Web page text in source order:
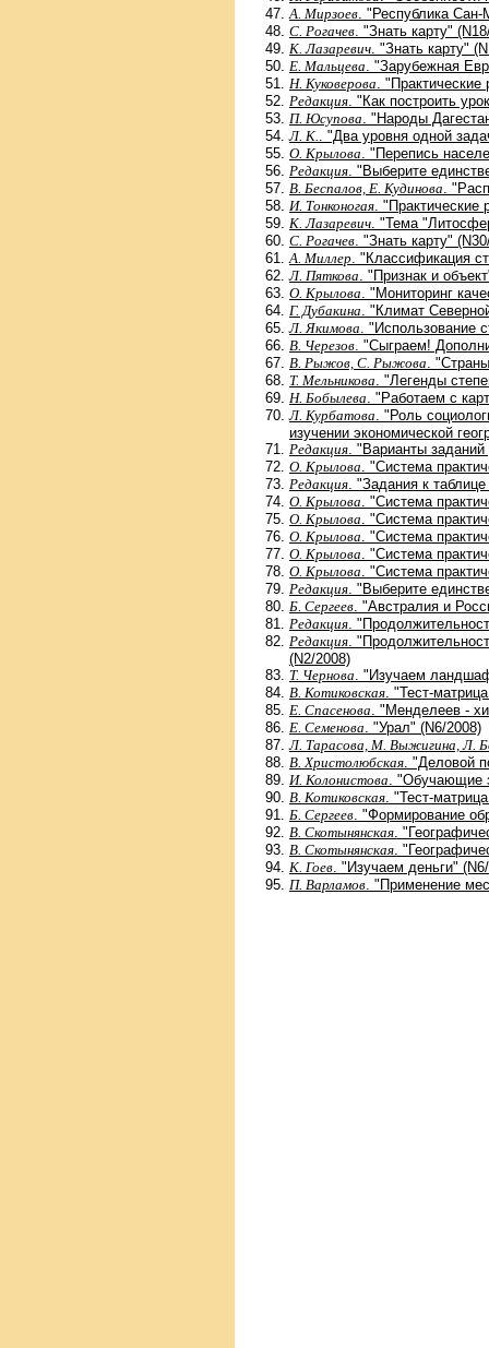
А. Мирзоев . "Республика
С. Рогачев . "Знать карту"
К. Лазаревич . "Знать карту"
Е. Мальцева . "Зарубежная
Н. Куковерова .
Редакция . "Как построить
П. Юсупова . "Народы
Л. К.
. "Два уровня одной
О. Крылова . "Перепись
Редакция . "Выберите
В. Беспалов, Е. Кудинова .
И. Тонконогая .
К. Лазаревич . "Тема
С. Рогачев . "Знать карту"
А. Миллер . "Классификация
Л. Пяткова . "Признак и
О. Крылова . "Мониторинг
Г. Дубакина . "Климат
Л. Якимова . "Использование
В. Черезов . "Сыграем!
В. Рыжов, С. Рыжова .
Т. Мельникова . "Легенды
Н. Бобылева . "Работаем с
Л. Курбатова . "Роль
изучении экономической
Редакция . "Варианты
О. Крылова . "Система
Редакция . "Задания к
О. Крылова . "Система
О. Крылова . "Система
О. Крылова . "Система
О. Крылова . "Система
О. Крылова . "Система
Редакция . "Выберите
Б. Сергеев . "Австралия и
Редакция .
Редакция .
(N2/2008)
Т. Чернова . "Изучаем
В. Котиковская . "Тест-
Е. Спасенова . "Менделеев -
Е. Семенова . "Урал" (N6/2008)
Л. Тарасова, М. Выжигина, Л.
В. Христолюбская . "Деловой
И. Колонистова . "Обучающие
В. Котиковская . "Тест-
Б. Сергеев . "Формирование
В. Скотынянская .
В. Скотынянская .
К. Гоев . "Изучаем деньги"
П. Варламов . "Применение